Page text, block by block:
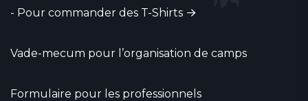
- Pour commander des T-Shirts
Vade-mecum pour l’organisation de camps
Formulaire pour les professionnels